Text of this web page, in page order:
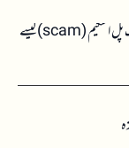
(Rug Pull)رگ پل کیا ہے؟ کرپٹو (Crypto) میں رگ پل اسکیم (scam)کیسے